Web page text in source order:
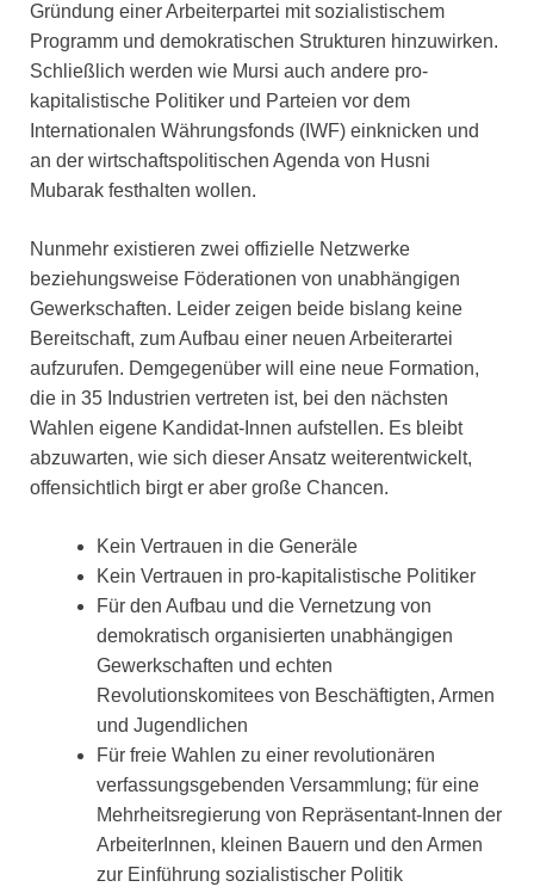
Gründung einer Arbeiterpartei mit sozialistischem
Programm und demokratischen Strukturen hinzuwirken.
Schließlich werden wie Mursi auch andere pro-
kapitalistische Politiker und Parteien vor dem
Internationalen Währungsfonds (IWF) einknicken und
an der wirtschaftspolitischen Agenda von Husni
Mubarak festhalten wollen.
Nunmehr existieren zwei offizielle Netzwerke
beziehungsweise Föderationen von unabhängigen
Gewerkschaften. Leider zeigen beide bislang keine
Bereitschaft, zum Aufbau einer neuen Arbeiterartei
aufzurufen. Demgegenüber will eine neue Formation,
die in 35 Industrien vertreten ist, bei den nächsten
Wahlen eigene Kandidat-Innen aufstellen. Es bleibt
abzuwarten, wie sich dieser Ansatz weiterentwickelt,
offensichtlich birgt er aber große Chancen.
Kein Vertrauen in die Generäle
Kein Vertrauen in pro-kapitalistische Politiker
Für den Aufbau und die Vernetzung von
demokratisch organisierten unabhängigen
Gewerkschaften und echten
Revolutionskomitees von Beschäftigten, Armen
und Jugendlichen
Für freie Wahlen zu einer revolutionären
verfassungsgebenden Versammlung; für eine
Mehrheitsregierung von Repräsentant-Innen der
ArbeiterInnen, kleinen Bauern und den Armen
zur Einführung sozialistischer Politik